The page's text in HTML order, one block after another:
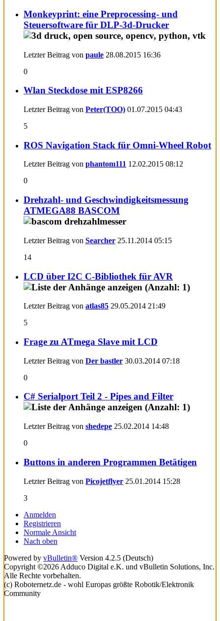
Monkeyprint: eine Preprocessing- und
Steuersoftware für DLP-3d-Drucker
Letzter Beitrag von paule 28.08.2015 16:36
0
Wlan Steckdose mit ESP8266
Letzter Beitrag von Peter(TOO) 01.07.2015 04:43
5
ROS Navigation Stack für Omni-Wheel Robot
Letzter Beitrag von phantom111 12.02.2015 08:12
0
Drehzahl- und Geschwindigkeitsmessung
ATMEGA88 BASCOM
Letzter Beitrag von Searcher 25.11.2014 05:15
14
LCD über I2C C-Bibliothek für AVR
Letzter Beitrag von atlas85 29.05.2014 21:49
5
Frage zu ATmega Slave mit LCD
Letzter Beitrag von Der bastler 30.03.2014 07:18
0
C# Serialport Teil 2 - Pipes and Filter
Letzter Beitrag von shedepe 25.02.2014 14:48
0
Buttons in anderen Programmen Betätigen
Letzter Beitrag von Picojetflyer 25.01.2014 15:28
3
Anmelden
Registrieren
Normale Ansicht
Nach oben
Powered by vBulletin® Version 4.2.5 (Deutsch)
Copyright ©2026 Adduco Digital e.K. und vBulletin Solutions, Inc.
Alle Rechte vorbehalten.
(c) Roboternetz.de - wohl Europas größte Robotik/Elektronik
Community